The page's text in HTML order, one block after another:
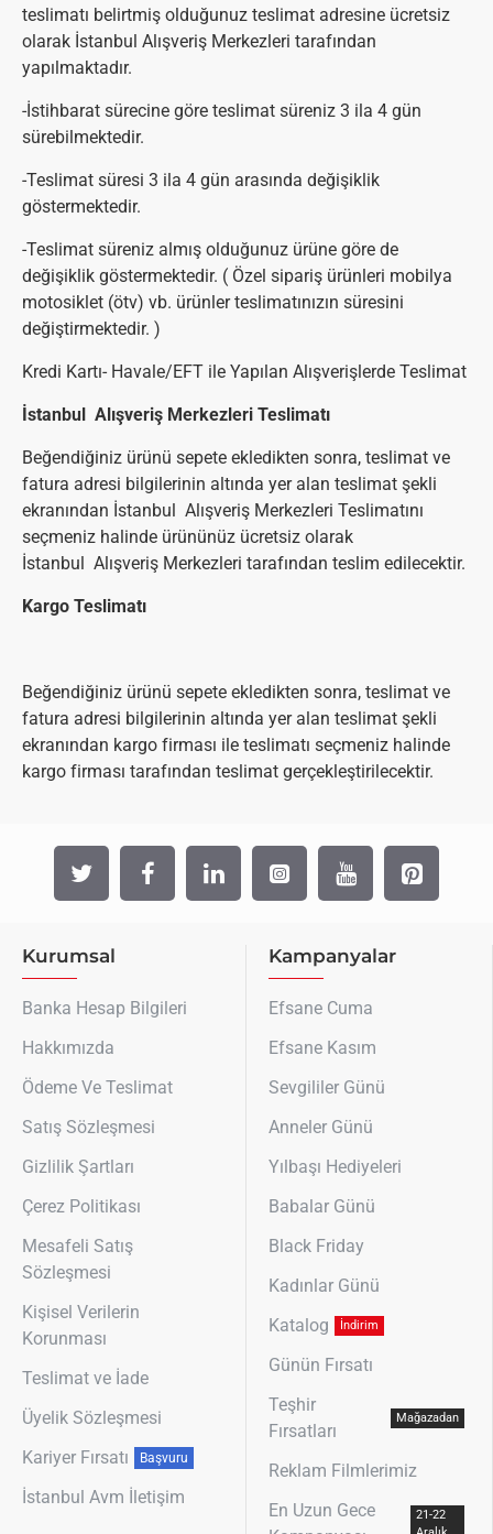
teslimatı belirtmiş olduğunuz teslimat adresine ücretsiz
olarak İstanbul Alışveriş Merkezleri tarafından
yapılmaktadır.
-İstihbarat sürecine göre teslimat süreniz 3 ila 4 gün
sürebilmektedir.
-Teslimat süresi 3 ila 4 gün arasında değişiklik
göstermektedir.
-Teslimat süreniz almış olduğunuz ürüne göre de
değişiklik göstermektedir. ( Özel sipariş ürünleri mobilya
motosiklet (ötv) vb. ürünler teslimatınızın süresini
değiştirmektedir. )
Kredi Kartı- Havale/EFT ile Yapılan Alışverişlerde Teslimat
İstanbul Alışveriş Merkezleri Teslimatı
Beğendiğiniz ürünü sepete ekledikten sonra, teslimat ve
fatura adresi bilgilerinin altında yer alan teslimat şekli
ekranından İstanbul Alışveriş Merkezleri Teslimatını
seçmeniz halinde ürününüz ücretsiz olarak
İstanbul Alışveriş Merkezleri tarafından teslim edilecektir.
Kargo Teslimatı
Beğendiğiniz ürünü sepete ekledikten sonra, teslimat ve
fatura adresi bilgilerinin altında yer alan teslimat şekli
ekranından kargo firması ile teslimatı seçmeniz halinde
kargo firması tarafından teslimat gerçekleştirilecektir.
Kurumsal
Banka Hesap Bilgileri
Hakkımızda
Ödeme Ve Teslimat
Satış Sözleşmesi
Gizlilik Şartları
Çerez Politikası
Mesafeli Satış
Sözleşmesi
Kişisel Verilerin
Korunması
Teslimat ve İade
Üyelik Sözleşmesi
Kariyer Fırsatı
Başvuru
İstanbul Avm İletişim
Kampanyalar
Efsane Cuma
Efsane Kasım
Sevgililer Günü
Anneler Günü
Yılbaşı Hediyeleri
Babalar Günü
Black Friday
Kadınlar Günü
Katalog
İndirim
Günün Fırsatı
Teşhir
Fırsatları
Mağazadan
Reklam Filmlerimiz
En Uzun Gece
21-22